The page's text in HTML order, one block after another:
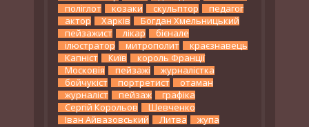
поліглот
козаки скульптор
педагог
актор
Харків
Богдан Хмельницький
пейзажист
лікар
бієнале
ілюстратор
митрополит
краєзнавець
Капніст
Київ
король Франції
Московія
пейзажі
журналістка
бойчукіст
портретист
отаман
журналіст
пейзаж
графіка
Сергій Корольов
Шевченко
Іван Айвазовський
Литва жупа